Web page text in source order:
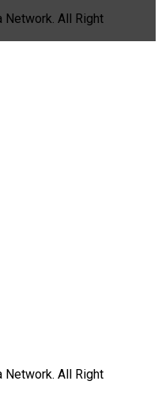
Network. All Right
Network. All Right